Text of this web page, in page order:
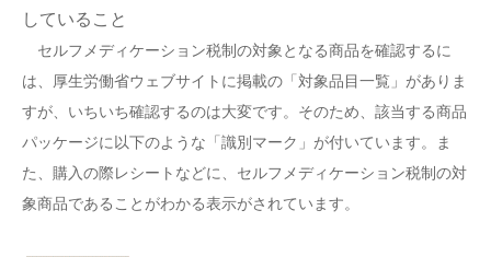
していること
セルフメディケーション税制の対象となる商品を確認するに
は、厚生労働省ウェブサイトに掲載の「対象品目一覧」がありま
すが、いちいち確認するのは大変です。そのため、該当する商品
パッケージに以下のような「識別マーク」が付いています。ま
た、購入の際レシートなどに、セルフメディケーション税制の対
象商品であることがわかる表示がされています。